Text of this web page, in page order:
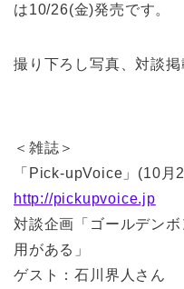
は10/26(金)発売です。
撮り下ろし写真、対談掲
＜雑誌＞
「Pick-upVoice」(10
http://pickupvoice.jp
対談企画「ゴールデン
用がある」
ゲスト：石川界人さん